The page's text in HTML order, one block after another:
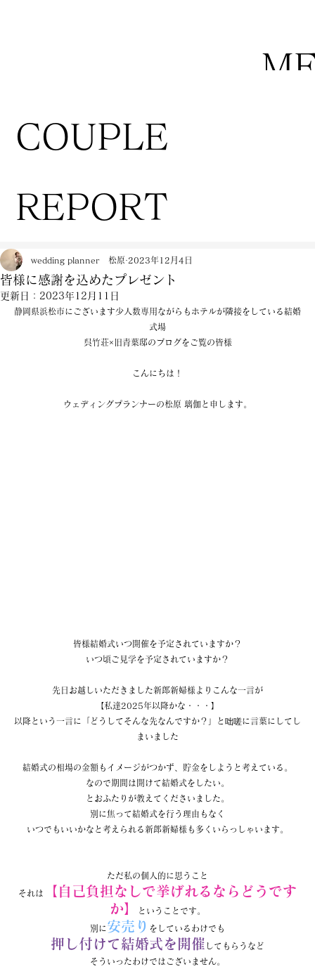
COUPLE
REPORT
皆様に感謝を込めたプレゼント
wedding planner 松原 2023年12月4日
更新日： 2023年12月11日
静岡県浜松市にございます少人数専用ながらもホテルが隣接をしている結婚
式場
呉竹荘×旧青葉邸のブログをご覧の皆様
こんにちは！
ウェディングプランナーの松原 璃伽と申します。
皆様結婚式いつ開催を予定されていますか？
いつ頃ご見学を予定されていますか？
先日お越しいただきました新郎新婦様よりこんな一言が
【私達2025年以降かな・・・】
以降という一言に「どうしてそんな先なんですか？」と咄嗟に言葉にしてし
まいました
結婚式の相場の金額もイメージがつかず、貯金をしようと考えている。
なので期間は開けて結婚式をしたい。
とおふたりが教えてくださいました。
別に焦って結婚式を行う理由もなく
いつでもいいかなと考えられる新郎新婦様も多くいらっしゃいます。
ただ私の個人的に思うこと
それは
【自己負担なしで挙げれるならどうです
か】
ということです。
別に 安売り をしているわけでも
押し付けて結婚式を開催 してもらうなど
そういったわけではございません。